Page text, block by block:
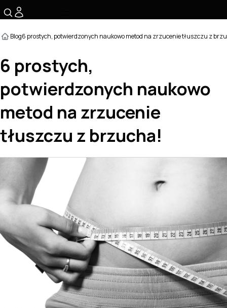
Blog6 prostych, potwierdzonych naukowo metod na zrzucenie tłuszczu z
6 prostych,
potwierdzonych naukowo
metod na zrzucenie
tłuszczu z brzucha!